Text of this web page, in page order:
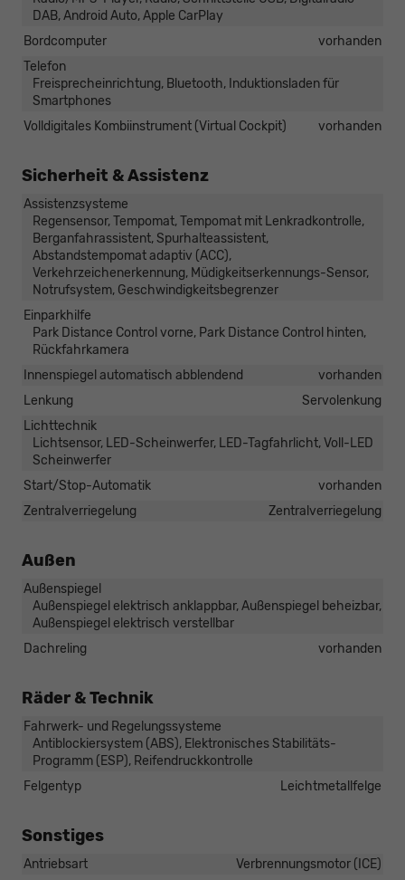
DAB, Android Auto, Apple CarPlay
Bordcomputer
vorhanden
Telefon
Freisprecheinrichtung, Bluetooth, Induktionsladen für
Smartphones
Volldigitales Kombiinstrument (Virtual Cockpit)
vorhanden
Sicherheit & Assistenz
Assistenzsysteme
Regensensor, Tempomat, Tempomat mit Lenkradkontrolle,
Berganfahrassistent, Spurhalteassistent,
Abstandstempomat adaptiv (ACC),
Verkehrzeichenerkennung, Müdigkeitserkennungs-Sensor,
Notrufsystem, Geschwindigkeitsbegrenzer
Einparkhilfe
Park Distance Control vorne, Park Distance Control hinten,
Rückfahrkamera
Innenspiegel automatisch abblendend
vorhanden
Lenkung
Servolenkung
Lichttechnik
Lichtsensor, LED-Scheinwerfer, LED-Tagfahrlicht, Voll-LED
Scheinwerfer
Start/Stop-Automatik
vorhanden
Zentralverriegelung
Zentralverriegelung
Außen
Außenspiegel
Außenspiegel elektrisch anklappbar, Außenspiegel beheizbar,
Außenspiegel elektrisch verstellbar
Dachreling
vorhanden
Räder & Technik
Fahrwerk- und Regelungssysteme
Antiblockiersystem (ABS), Elektronisches Stabilitäts-
Programm (ESP), Reifendruckkontrolle
Felgentyp
Leichtmetallfelge
Sonstiges
Antriebsart
Verbrennungsmotor (ICE)